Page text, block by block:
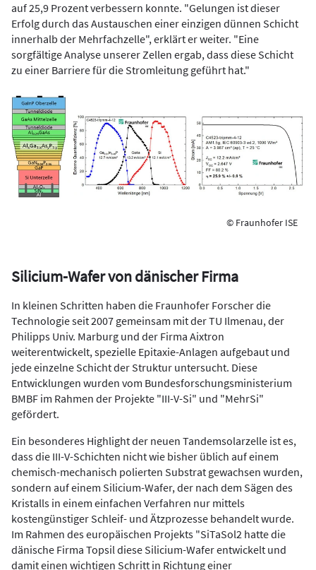
auf 25,9 Prozent verbessern konnte. "Gelungen ist dieser
Erfolg durch das Austauschen einer einzigen dünnen Schicht
innerhalb der Mehrfachzelle", erklärt er weiter. "Eine
sorgfältige Analyse unserer Zellen ergab, dass diese Schicht
zu einer Barriere für die Stromleitung geführt hat."
© Fraunhofer ISE
Silicium-Wafer von dänischer Firma
In kleinen Schritten haben die Fraunhofer Forscher die
Technologie seit 2007 gemeinsam mit der TU Ilmenau, der
Philipps Univ. Marburg und der Firma Aixtron
weiterentwickelt, spezielle Epitaxie-Anlagen aufgebaut und
jede einzelne Schicht der Struktur untersucht. Diese
Entwicklungen wurden vom Bundesforschungsministerium
BMBF im Rahmen der Projekte "III-V-Si" und "MehrSi"
gefördert.
Ein besonderes Highlight der neuen Tandemsolarzelle ist es,
dass die III-V-Schichten nicht wie bisher üblich auf einem
chemisch-mechanisch polierten Substrat gewachsen wurden,
sondern auf einem Silicium-Wafer, der nach dem Sägen des
Kristalls in einem einfachen Verfahren nur mittels
kostengünstiger Schleif- und Ätzprozesse behandelt wurde.
Im Rahmen des europäischen Projekts "SiTaSol2 hatte die
dänische Firma Topsil diese Silicium-Wafer entwickelt und
damit einen wichtigen Schritt in Richtung einer